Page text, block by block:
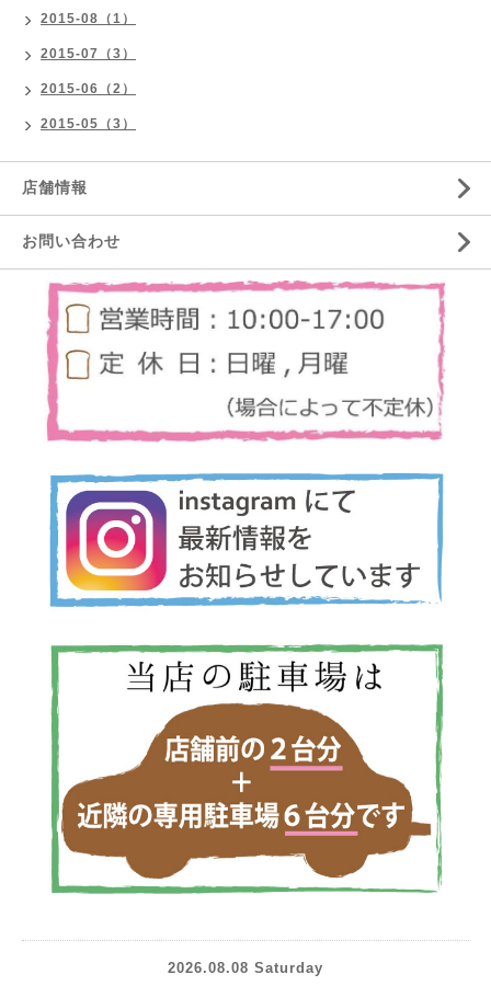
2015-08（1）
2015-07（3）
2015-06（2）
2015-05（3）
店舗情報
お問い合わせ
2026.08.08 Saturday